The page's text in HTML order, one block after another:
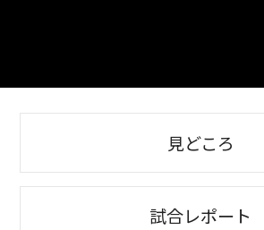
見どころ
試合レポート